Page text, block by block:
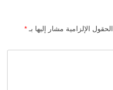
الحقول الإلزامية مشار إليها بـ *